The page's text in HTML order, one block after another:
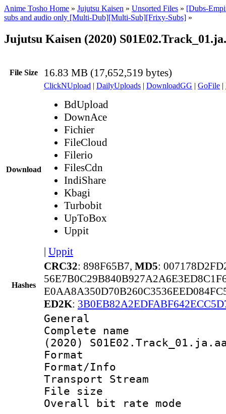
Anime Tosho Home » Jujutsu Kaisen » Unsorted Files » [Dubs-
subs and audio only [Multi-Dub][Multi-Sub][Frixy-Subs] »
Jujutsu Kaisen (2020)
File Size 16.83 MB (17,652,519 bytes)
Download
ClickNUpload | DailyUploads | DownloadGG | GoFile |
BdUpload
DownAce
Fichier
FileCloud
Filerio
FilesCdn
IndiShare
Kbagi
Turbobit
UpToBox
Uppit
| Uppit
Hashes
CRC32: 898F65B7, MD5:
ED2K:
General
Complete
(2020)
Format :
Format/Info
Transport Stream
File size :
Overall bit rate